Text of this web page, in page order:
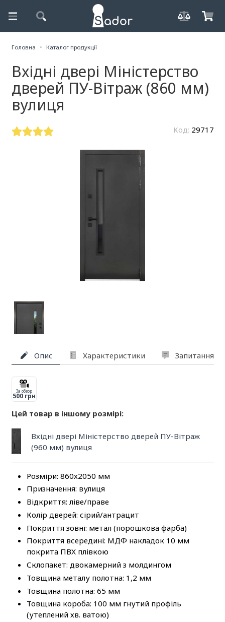
Головна Каталог продукції
Вхідні двері Міністерство
дверей ПУ-Вітраж (860 мм)
вулиця
Код: 29717
Опис Характеристики Запитання
За обзор
500 грн
Цей товар в іншому розмірі:
Вхідні двері Міністерство дверей ПУ-Вітраж
(960 мм) вулиця
Розміри: 860х2050 мм
Призначення: вулиця
Відкриття: ліве/праве
Колір дверей: сірий/антрацит
Покриття зовні: метал (порошкова фарба)
Покриття всередині: МДФ накладок 10 мм
покрита ПВХ плівкою
Склопакет: двокамерний з молдингом
Товщина металу полотна: 1,2 мм
Товщина полотна: 65 мм
Товщина короба: 100 мм гнутий профіль
(утеплений хв. ватою)